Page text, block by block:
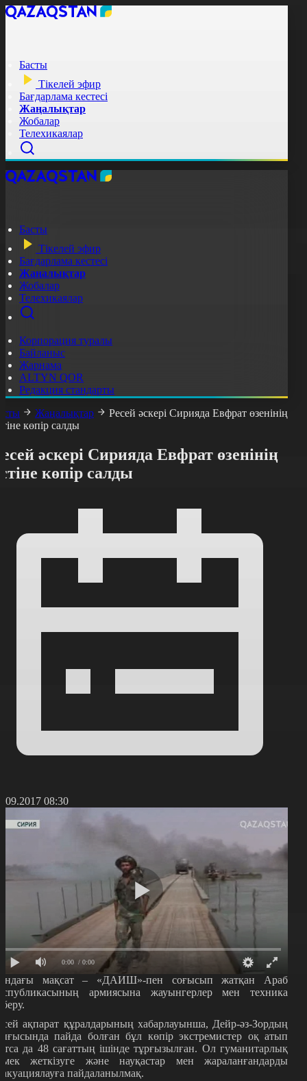
Басты
Тікелей эфир
Бағдарлама кестесі
Жаңалықтар
Жобалар
Телехикаялар
Басты
Тікелей эфир
Бағдарлама кестесі
Жаңалықтар
Жобалар
Телехикаялар
Корпорация туралы
Байланыс
Жарнама
ALTYN QOR
Редакция стандарты
Жаңалықтар
Ресей әскері Сирияда Евфрат өзенінің
көпір салды
әскері Сирияда Евфрат өзенінің
көпір салды
08:30
0:00 / 0:00
мақсат – «ДАИШ»-пен соғысып жатқан Араб
армиясына жауынгерлер мен техника
ақпарат құралдарының хабарлауынша, Дейр-әз-Зордың
пайда болған бұл көпір экстремистер оқ атып
да 48 сағаттың ішінде тұрғызылған. Ол гуманитарлық
жеткізуге және науқастар мен жараланғандарды
пайдаланылмақ.